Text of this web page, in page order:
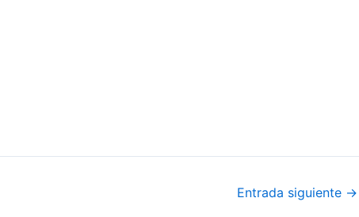
Entrada siguiente →